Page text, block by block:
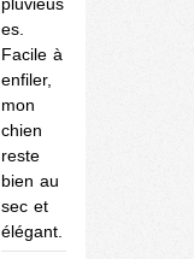
es.
Facile à
enfiler,
mon
chien
reste
bien au
sec et
élégant.